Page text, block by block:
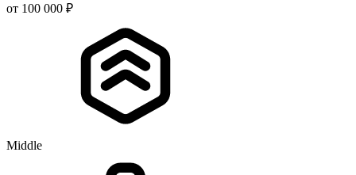
от 100 000 ₽
Middle